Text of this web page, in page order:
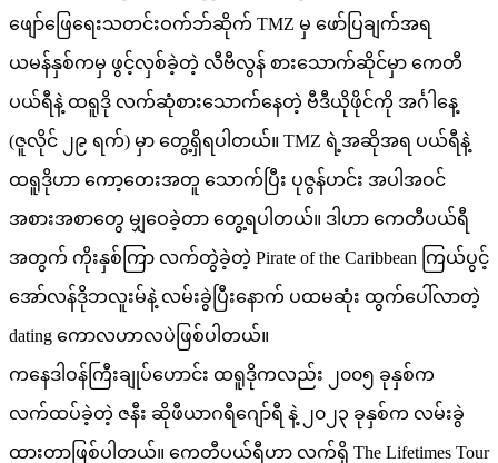
ဖျော်ဖြေရေးသတင်းဝက်ဘ်ဆိုက် TMZ မှ ဖော်ပြချက်အရ
ယမန်နှစ်ကမှ ဖွင့်လှစ်ခဲ့တဲ့ လီဗီလွန် စားသောက်ဆိုင်မှာ ကေတီ
ပယ်ရီနဲ့ ထရူဒို လက်ဆုံစားသောက်နေတဲ့ ဗီဒီယိုဖိုင်ကို အင်္ဂါနေ့
(ဇူလိုင် ၂၉ ရက်) မှာ တွေ့ရှိရပါတယ်။ TMZ ရဲ့အဆိုအရ ပယ်ရီနဲ့
ထရူဒိုဟာ ကော့တေးအတူ သောက်ပြီး ပုဇွန်ဟင်း အပါအဝင်
အစားအစာတွေ မျှဝေခဲ့တာ တွေ့ရပါတယ်။ ဒါဟာ ကေတီပယ်ရီ
အတွက် ကိုးနှစ်ကြာ လက်တွဲခဲ့တဲ့ Pirate of the Caribbean ကြယ်ပွင့်
အော်လန်ဒိုဘလူးမ်နဲ့ လမ်းခွဲပြီးနောက် ပထမဆုံး ထွက်ပေါ်လာတဲ့
dating ကောလဟာလပဲဖြစ်ပါတယ်။
ကနေဒါဝန်ကြီးချုပ်ဟောင်း ထရူဒိုကလည်း ၂၀၀၅ ခုနှစ်က
လက်ထပ်ခဲ့တဲ့ ဇနီး ဆိုဖီယာဂရီဂျော်ရီ နဲ့ ၂၀၂၃ ခုနှစ်က လမ်းခွဲ
ထားတာဖြစ်ပါတယ်။ ကေတီပယ်ရီဟာ လက်ရှိ The Lifetimes Tour